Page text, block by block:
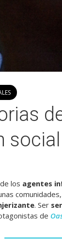
social
los agentes
. Ser
de